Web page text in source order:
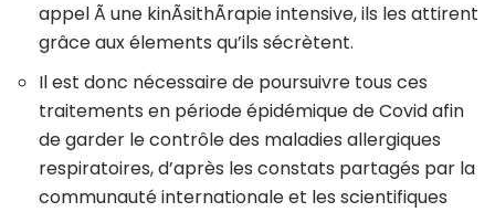
appel Ã une kinÃsithÃrapie intensive, ils les attirent
grâce aux élements qu’ils sécrètent.
Il est donc nécessaire de poursuivre tous ces
traitements en période épidémique de Covid afin
de garder le contrôle des maladies allergiques
respiratoires, d’après les constats partagés par la
communauté internationale et les scientifiques